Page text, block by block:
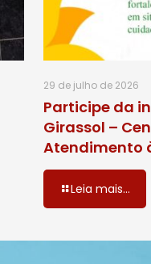
29 de julho de 2026
Participe da
Girassol –
Atendimento
Leia mais...